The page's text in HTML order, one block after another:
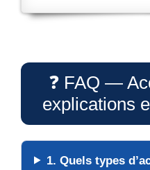
❓ FAQ —
explications
1. Quels types